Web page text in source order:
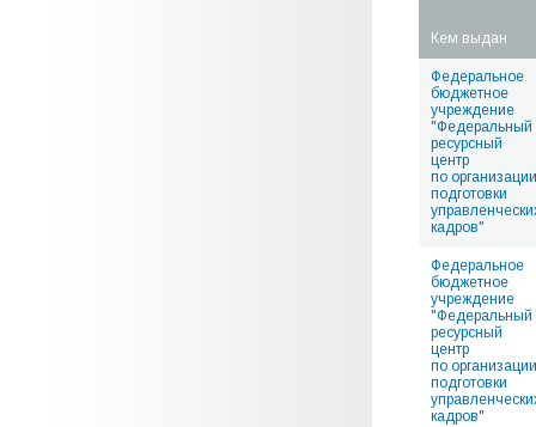
Кем выдан
Федеральное
бюджетное
учреждение
"Федеральный
ресурсный
центр
по организации
подготовки
кадров"
Федеральное
бюджетное
учреждение
"Федеральный
ресурсный
центр
по организации
подготовки
кадров"